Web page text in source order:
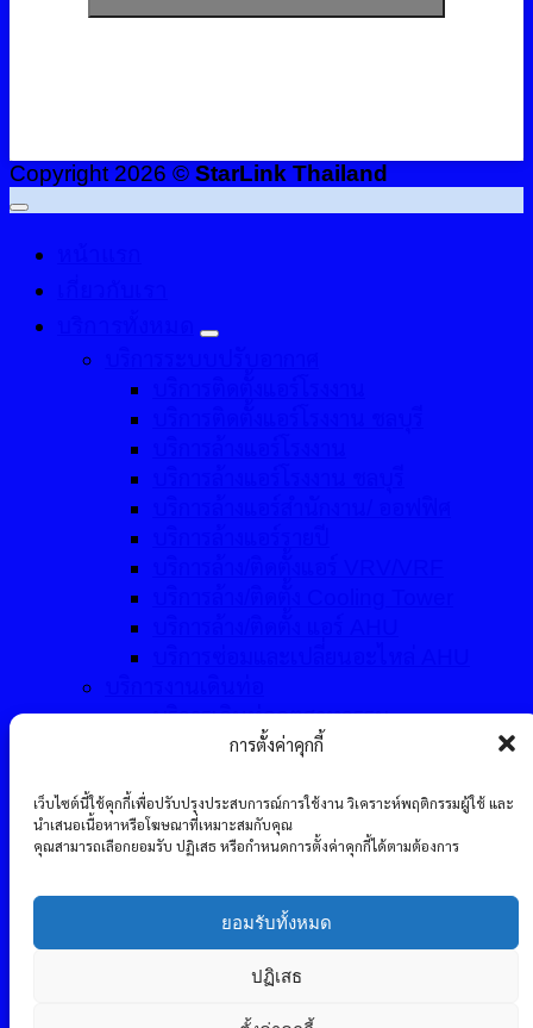
การตั้งค่าคุกกี้
เว็บไซต์นี้ใช้คุกกี้เพื่อปรับปรุงประสบการณ์การใช้งาน วิเคราะห์พฤติกรรมผู้ใช้ และ
นำเสนอเนื้อหาหรือโฆษณาที่เหมาะสมกับคุณ
คุณสามารถเลือกยอมรับ ปฏิเสธ หรือกำหนดการตั้งค่าคุกกี้ได้ตามต้องการ
ยอมรับทั้งหมด
ปฏิเสธ
Copyright 2026 © StarLink Thailand
บริการเดินท่ออุตสาหกรรม
บริการเดินท่อ HDPE โรงงาน
บริการเดินท่อ PPR โรงงานอุตสาหกรรม
บริการเดินท่อดับเพลิงโรงงาน
บริการอื่นๆ
ขายอะไหล่แอร์
ศูนย์ฝึกอบรมทดสอบ